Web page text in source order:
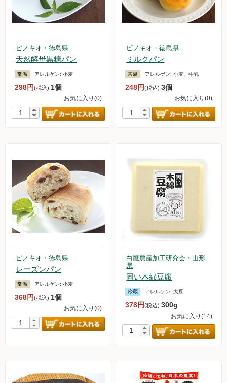
ピノキオ・徳島県
天然酵母黒糖パン
常温 アレルゲン: 小麦
298円(税込) 1個
お気に入り(0)
ピノキオ・徳島県
ミルクパン
常温 アレルゲン:小麦、牛乳
248円(税込)3個
お気に入り(0)
ピノキオ・徳島県
レーズンパン
常温 アレルゲン: 小麦
368円(税込) 1個
お気に入り(0)
白鷹農産加工研究会・山形
県
固い木綿豆腐
冷蔵 アレルゲン:大豆
378円(税込)300g
お気に入り(14)